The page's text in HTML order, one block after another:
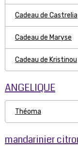
Cadeau de Castrelia
Cadeau de Maryse
Cadeau de Kristinou
ANGELIQUE
Théoma
mandarinier